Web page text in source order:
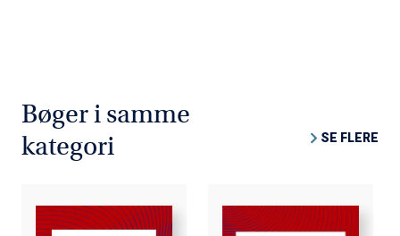
Bøger i samme
kategori
SE FLERE